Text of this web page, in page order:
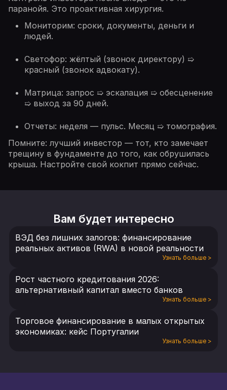
паранойя. Это проактивная хирургия.
Мониторим: сроки, документы, деньги и
людей.
Светофор: жёлтый (звонок директору) ➯
красный (звонок адвокату).
Матрица: запрос ➯ эскалация ➯ обесценение
➯ выход за 90 дней.
Отчеты: неделя — пульс. Месяц ➯ томография.
Помните: лучший инвестор — тот, кто замечает
трещину в фундаменте до того, как обрушилась
крыша. Настройте свой кокпит прямо сейчас.
Вам будет интересно
ВЭД без лишних залогов: финансирование
реальных активов (RWA) в новой реальности
Узнать больше >
Рост частного кредитования 2026:
альтернативный капитал вместо банков
Узнать больше >
Торговое финансирование в малых открытых
экономиках: кейс Португалии
Узнать больше >